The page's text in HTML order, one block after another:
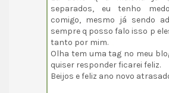
separados, eu tenho
comigo, mesmo já sendo
sempre q posso falo isso p
tanto por mim.
Olha tem uma tag no meu
quiser responder ficarei feliz.
Beijos e feliz ano novo